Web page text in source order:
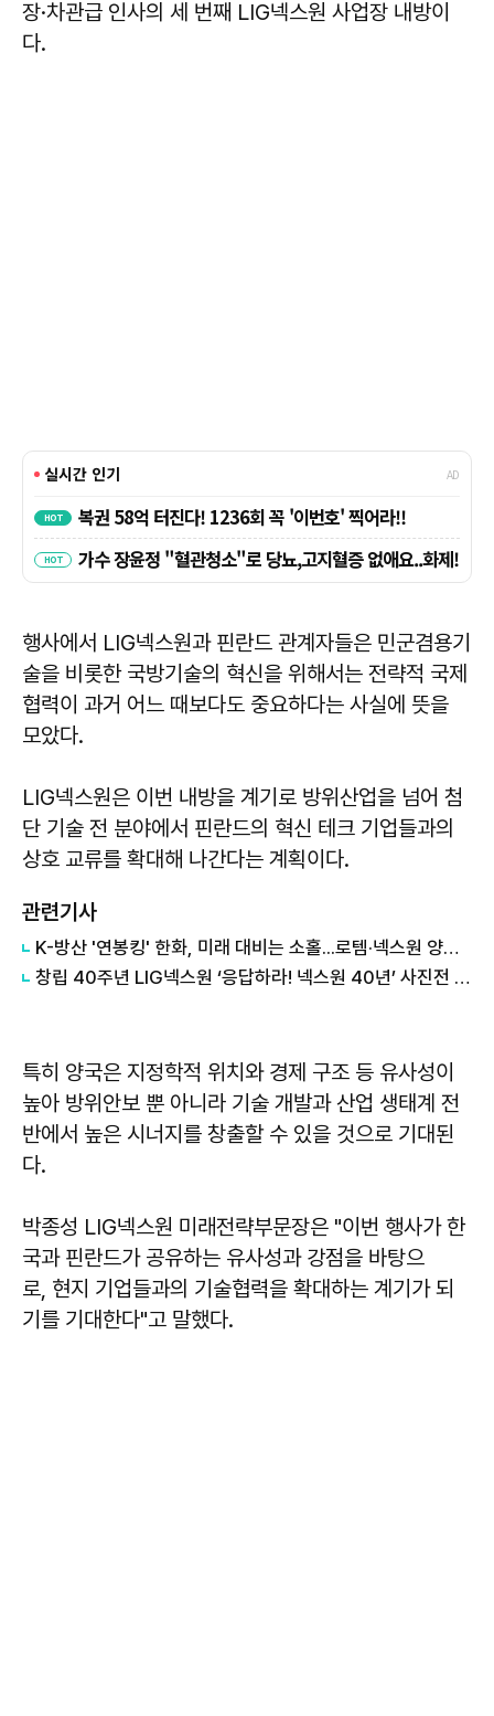
장·차관급 인사의 세 번째 LIG넥스원 사업장 내방이
다.
행사에서 LIG넥스원과 핀란드 관계자들은 민군겸용기
술을 비롯한 국방기술의 혁신을 위해서는 전략적 국제
협력이 과거 어느 때보다도 중요하다는 사실에 뜻을
모았다.
LIG넥스원은 이번 내방을 계기로 방위산업을 넘어 첨
단 기술 전 분야에서 핀란드의 혁신 테크 기업들과의
상호 교류를 확대해 나간다는 계획이다.
관련기사
K-방산 '연봉킹' 한화, 미래 대비는 소홀...로템·넥스원 양극화 눈길
창립 40주년 LIG넥스원 ‘응답하라! 넥스원 40년’ 사진전 개최
특히 양국은 지정학적 위치와 경제 구조 등 유사성이
높아 방위안보 뿐 아니라 기술 개발과 산업 생태계 전
반에서 높은 시너지를 창출할 수 있을 것으로 기대된
다.
박종성 LIG넥스원 미래전략부문장은 "이번 행사가 한
국과 핀란드가 공유하는 유사성과 강점을 바탕으
로, 현지 기업들과의 기술협력을 확대하는 계기가 되
기를 기대한다"고 말했다.